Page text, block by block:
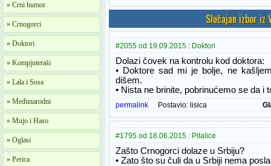
» Crni humor
» Crnogorci
» Doktori
» Kompjuteraši
» Lala i Sosa
» Međunarodni
» Mujo i Haso
» Oglasi
» Perica
Slučajan izbor iz
#2055 od 19.09.2015 : Doktori
Dolazi čovek na kontrolu kod doktora:
• Doktore sad mi je bolje, ne
dišem.
• Nista ne brinite, pobrinućemo se da i
permalink Postavio: lisica
#1795 od 18.06.2015 : Pitalice
Zašto Crnogorci dolaze u Srbiju?
• Zato što su čuli da u Srbiji nema